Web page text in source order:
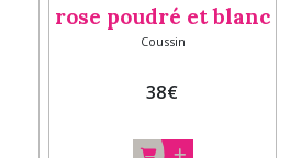
rose poudré et blanc
Etoiles
cadeau mariage
Coussin
38€